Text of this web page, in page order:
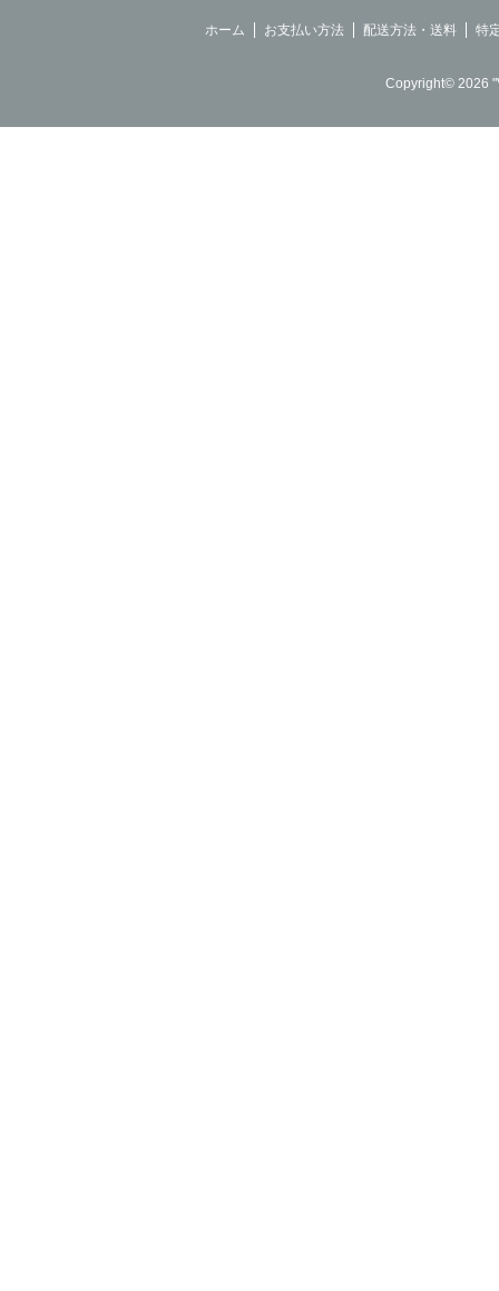
ホーム お支払い方法 配送方法・送料 特
Copyright© 2026